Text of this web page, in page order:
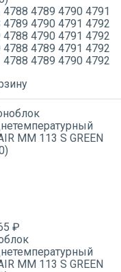
4788 4789 4790 4791
4789 4790 4791 4792
4788 4790 4791 4792
4788 4789 4791 4792
4788 4789 4790 4792
₽
MM 113 S GREEN